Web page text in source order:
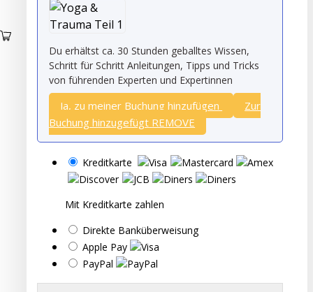
Du erhältst ca. 30 Stunden geballtes Wissen,
Schritt für Schritt Anleitungen, Tipps und Tricks
von führenden Experten und Expertinnen
Ja, zu meiner Buchung hinzufügen
Zur
Buchung hinzugefügt REMOVE
Kreditkarte
Mit Kreditkarte zahlen
Direkte Banküberweisung
Apple Pay
PayPal